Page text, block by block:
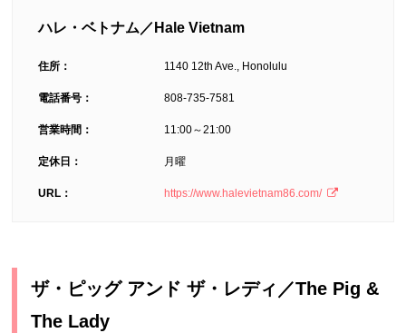
ハレ・ベトナム／ Hale Vietnam
住所： 1140 12th Ave., Honolulu
電話番号： 808-735-7581
営業時間： 11:00～21:00
定休日： 月曜
URL： https://www.halevietnam86.com/
ザ・ピッグ アンド ザ・レディ／The Pig &
The Lady